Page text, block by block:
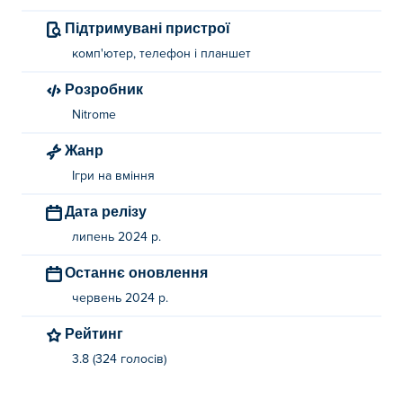
Підтримувані пристрої
комп'ютер, телефон і планшет
Розробник
Nitrome
Жанр
Ігри на вміння
Дата релізу
липень 2024 р.
Останнє оновлення
червень 2024 р.
Рейтинг
3.8 (324 голосів)